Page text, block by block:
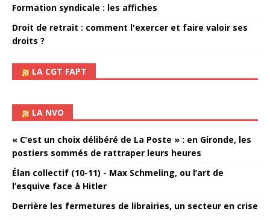
Formation syndicale : les affiches
Droit de retrait : comment l'exercer et faire valoir ses
droits ?
LA CGT FAPT
LA NVO
« C’est un choix délibéré de La Poste » : en Gironde, les
postiers sommés de rattraper leurs heures
Élan collectif (10-11) - Max Schmeling, ou l’art de
l’esquive face à Hitler
Derrière les fermetures de librairies, un secteur en crise